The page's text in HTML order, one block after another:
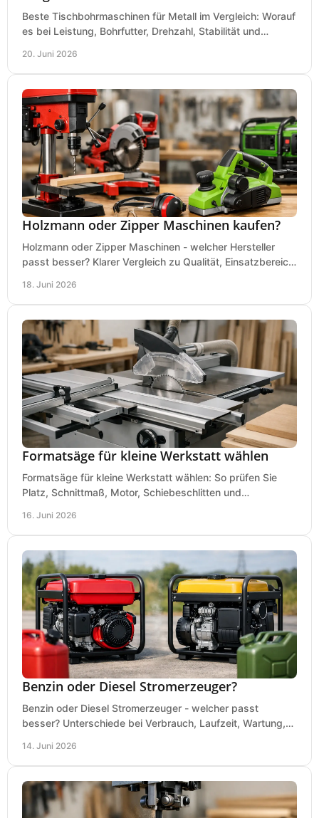
Beste Tischbohrmaschinen für Metall im Vergleich: Worauf
es bei Leistung, Bohrfutter, Drehzahl, Stabilität und
20. Juni 2026
Holzmann oder Zipper Maschinen kaufen?
Holzmann oder Zipper Maschinen - welcher Hersteller
passt besser? Klarer Vergleich zu Qualität, Einsatzbereich,
18. Juni 2026
Formatsäge für kleine Werkstatt wählen
Formatsäge für kleine Werkstatt wählen: So prüfen Sie
Platz, Schnittmaß, Motor, Schiebeschlitten und
16. Juni 2026
Benzin oder Diesel Stromerzeuger?
Benzin oder Diesel Stromerzeuger - welcher passt
besser? Unterschiede bei Verbrauch, Laufzeit, Wartung,
14. Juni 2026